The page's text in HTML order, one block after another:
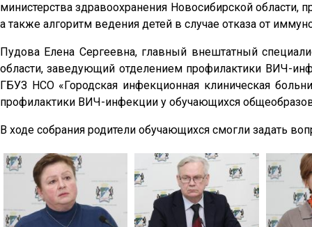
министерства здравоохранения Новосибирской области,
а также алгоритм ведения детей в случае отказа от
Пудова Елена Сергеевна, главный внештатный
области, заведующий отделением профилактики ВИЧ-
ГБУЗ НСО «Городская инфекционная клиническая
профилактики ВИЧ-инфекции у обучающихся
В ходе собрания родители обучающихся смогли задать